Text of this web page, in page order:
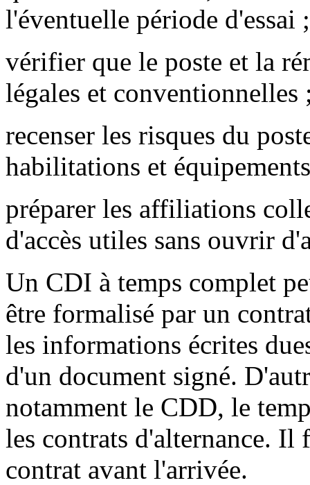
l'éventuelle période d'essai ;
vérifier que le poste et la
légales et conventionnelles
recenser les risques du
habilitations et
préparer les affiliations
d'accès utiles sans ouvrir
Un CDI à temps complet
être formalisé par un
les informations écrites
d'un document signé.
notamment le CDD, le
les contrats d'alternance. Il
contrat avant l'arrivée.